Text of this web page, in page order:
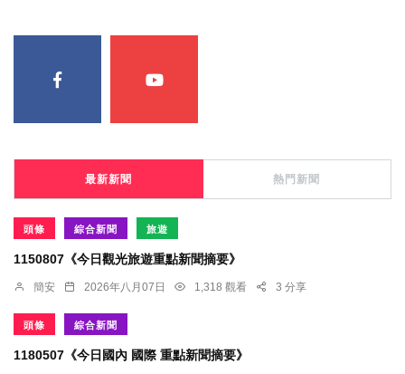
最新新聞 熱門新聞
頭條 綜合新聞 旅遊
1150807《今日觀光旅遊重點新聞摘要》
簡安 2026年八月07日 1,318 觀看 3 分享
頭條 綜合新聞
1180507《今日國內 國際 重點新聞摘要》